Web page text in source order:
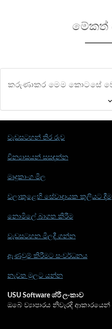
කරුණාකර මෙම කොටසේ
වැඩසටහන් තිර රුව
වින්‍යාසයන් සසඳන්න
මෘදුකාංග මිල
වලාකුළෙහි සේවාදායක කුලියට දීම
නොමිලේ බාගත කිරීම
වැඩසටහන මිලදී ගන්න
ඇණවුම් කිරීමට සංවර්ධනය
නැවත මුලට යන්න
USU Software ශ්රී ලංකාව
ඔබේ ව්‍යාපාරය නිවැරදි